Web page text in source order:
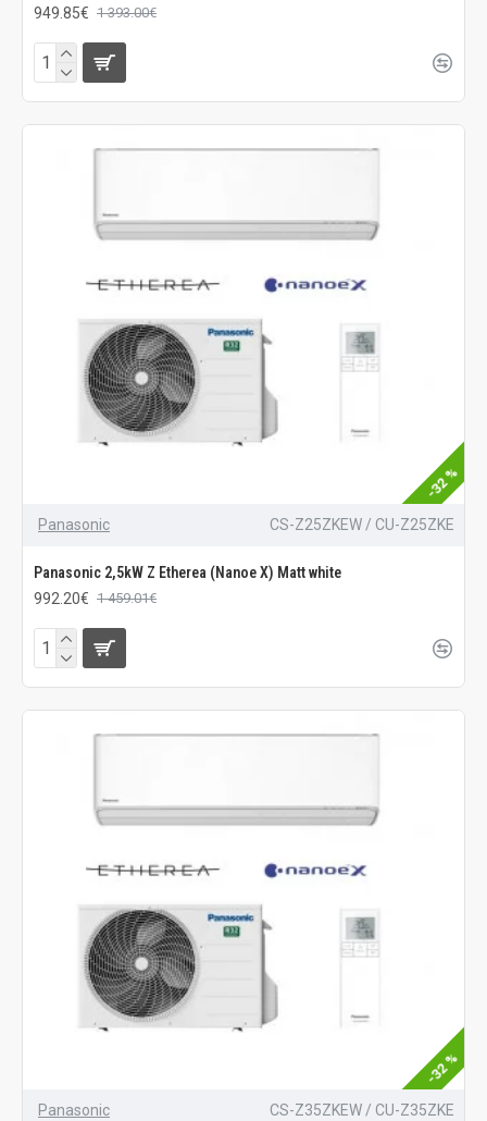
949.85€ 1 393.00€
-32 %
Panasonic CS-Z25ZKEW / CU-Z25ZKE
Panasonic 2,5kW Z Etherea (Nanoe X) Matt white
992.20€ 1 459.01€
-32 %
Panasonic CS-Z35ZKEW / CU-Z35ZKE